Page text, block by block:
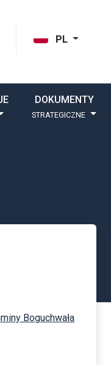
PL
DOKUMENTY
STRATEGICZNE
Boguchwała